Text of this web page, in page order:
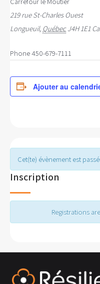
219 rue St-Charles Ouest
Longueuil, Québec J4H 1E1
Phone450-679-7111
Ajouter au
Cet(te) évènement est
Inscription
Registrations